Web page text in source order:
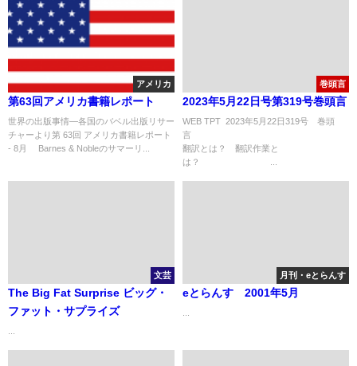
アメリカ
第63回アメリカ書籍レポート
世界の出版事情―各国のバベル出版リサー
チャーより第 63回 アメリカ書籍レポート
- 8月 Barnes & Nobleのサマーリ...
巻頭言
2023年5月22日号第319号巻頭言
WEB TPT 2023年5月22日319号 巻頭
翻訳とは？ 翻訳作業と
は？ ...
文芸
The Big Fat Surprise ビッグ・
ファット・サプライズ
月刊・eとらんす
eとらんす 2001年5月